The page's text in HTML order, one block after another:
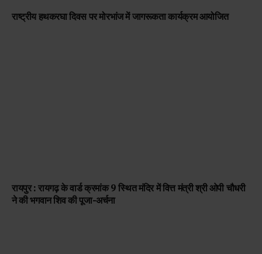
राष्ट्रीय हथकरघा दिवस पर मोरभांज में जागरूकता कार्यक्रम आयोजित
रायपुर : रायगढ़ के वार्ड क्रमांक 9 स्थित मंदिर में वित्त मंत्री श्री ओपी चौधरी
ने की भगवान शिव की पूजा-अर्चना